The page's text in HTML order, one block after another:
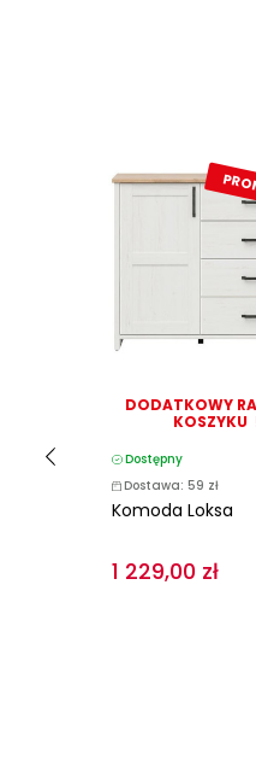
DODATKOWY
KOSZYKU
Dostępny
Dostawa: 59 zł
Komoda Loksa
1 229,00 zł